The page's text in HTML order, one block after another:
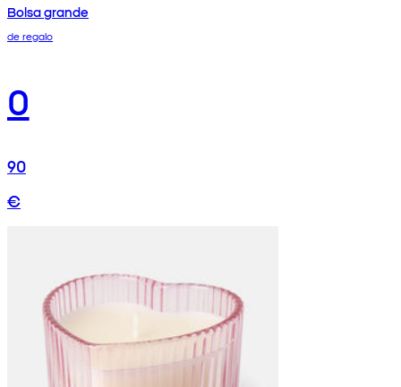
Bolsa grande
de regalo
0
90
€